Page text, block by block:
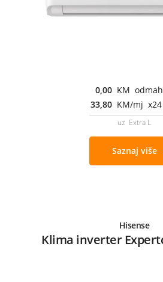
0,00 KM odmah
33,80 KM/mj x24
uz Extra L
Saznaj više
Hisense
Klima inverter